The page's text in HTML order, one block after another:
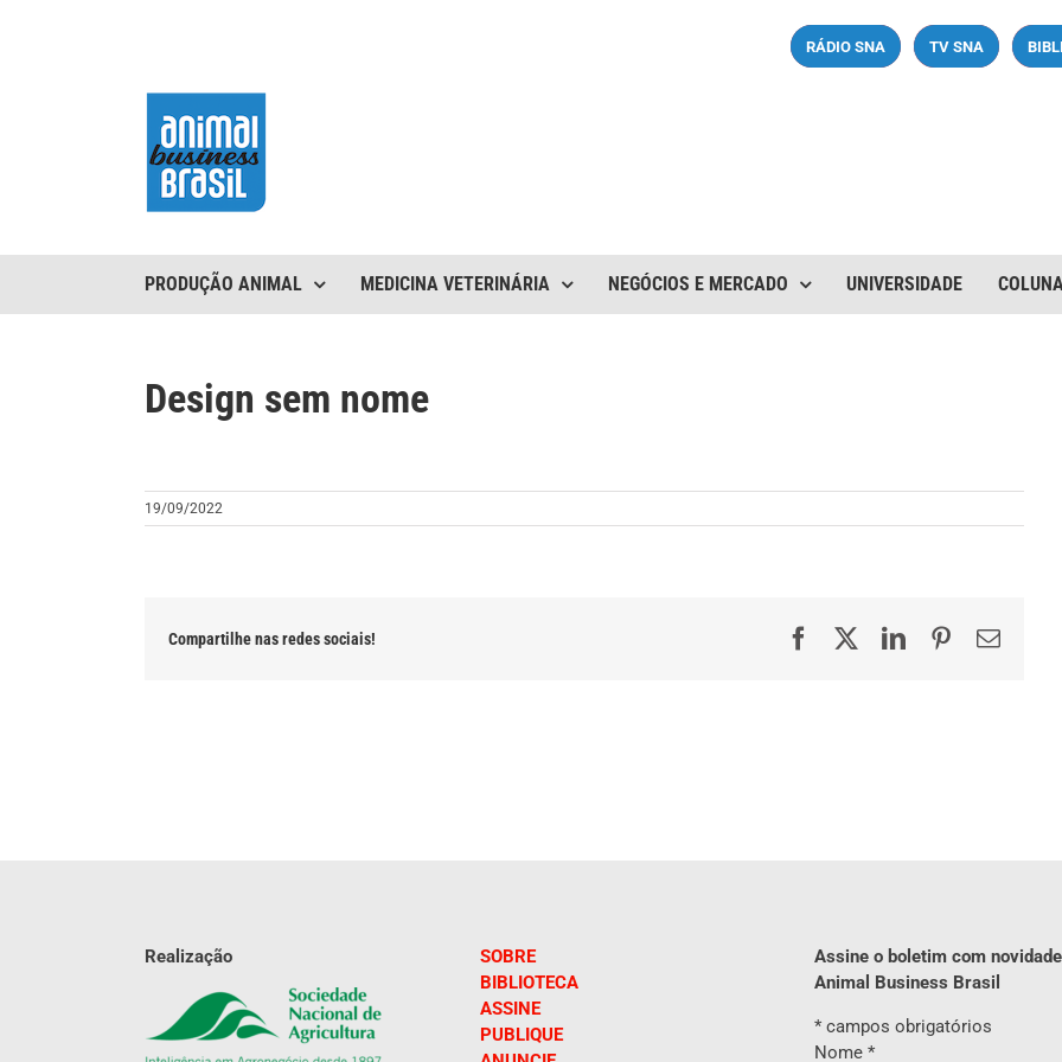
RÁDIO SNA TV SNA
PRODUÇÃO ANIMAL MEDICINA VETERINÁRIA NEGÓCIOS E MERCADO UNIVERSIDADE
Design sem nome
19/09/2022
Compartilhe nas redes sociais! FacebookLinkedInPinterest
E-
Realização
SOBRE
BIBLIOTECA
ASSINE
PUBLIQUE
Assine o boletim com
Animal Business Brasil
* campos obrigatórios
Nome *